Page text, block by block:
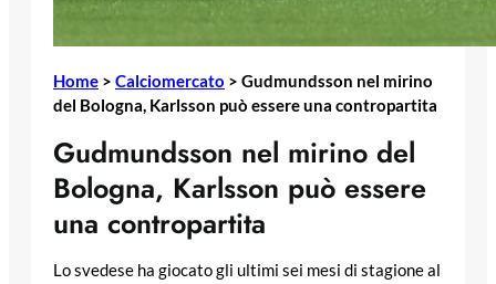
Home > Calciomercato > Gudmundsson nel mirino
del Bologna, Karlsson può essere una contropartita
Gudmundsson nel mirino del
Bologna, Karlsson può essere
una contropartita
Lo svedese ha giocato gli ultimi sei mesi di stagione al